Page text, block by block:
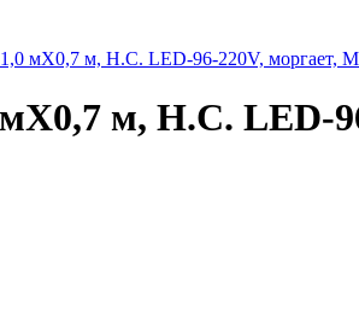
м, Н.С. LED-96-220V, моргает,
м, Н.С. LED-